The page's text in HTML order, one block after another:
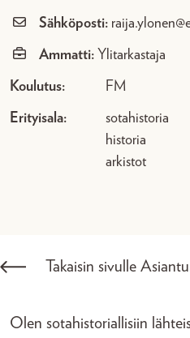
Sähköposti:
Ammatti: Ylitarkastaja
Koulutus: FM
Erityisala:
sotahistoria
historia
arkistot
Takaisin sivulle
Olen sotahistoriallisiin